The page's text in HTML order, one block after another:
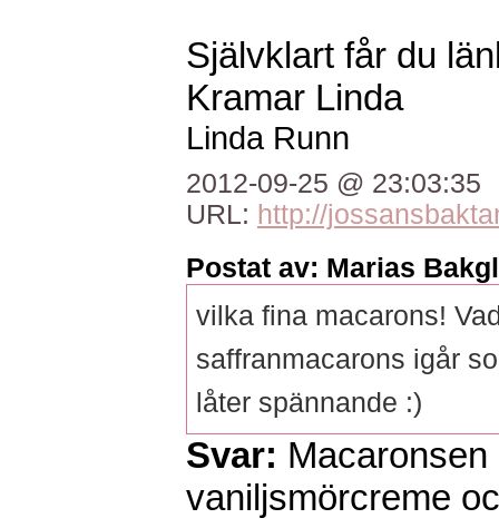
Självklart får du
Kramar Linda
Linda Runn
2012-09-25 @ 23:03:35
URL: http://
Postat av: Marias
vilka fina macarons!
saffranmacarons igår
låter spännande :)
Svar:
vaniljsmörcreme